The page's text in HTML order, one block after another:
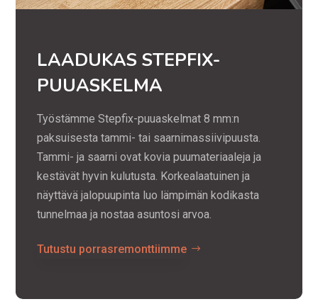
LAADUKAS STEPFIX-
PUUASKELMA
Työstämme Stepfix-puuaskelmat 8 mm:n
paksuisesta tammi- tai saarnimassiivipuusta.
Tammi- ja saarni ovat kovia puumateriaaleja ja
kestävät hyvin kulutusta. Korkealaatuinen ja
näyttävä jalopuupinta luo lämpimän kodikasta
tunnelmaa ja nostaa asuntosi arvoa.
Tutustu porrasremonttiimme